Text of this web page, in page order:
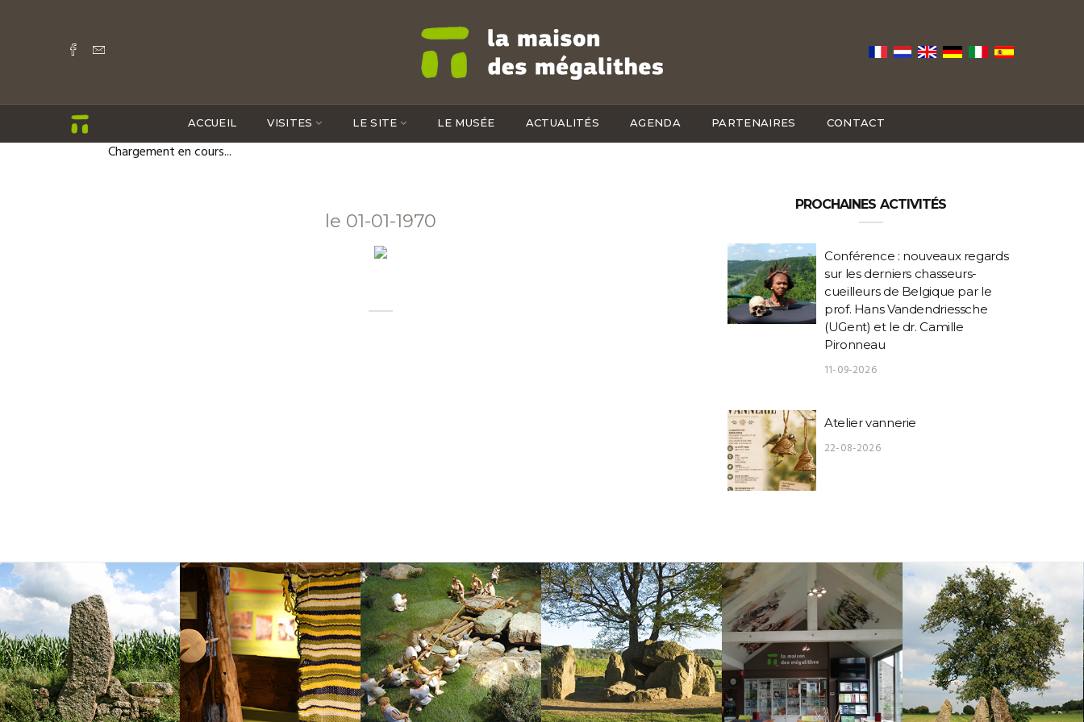
ACCUEIL VISITES LE SITE LE MUSÉE ACTUALITÉS AGENDA PARTENAIRES CONTACT
Chargement en cours...
le 01-01-1970
PROCHAINES ACTIVITÉS
Conférence : nouveaux regards
sur les derniers chasseurs-
cueilleurs de Belgique par le
prof. Hans Vandendriessche
(UGent) et le dr. Camille
Pironneau
11-09-2026
Atelier vannerie
22-08-2026